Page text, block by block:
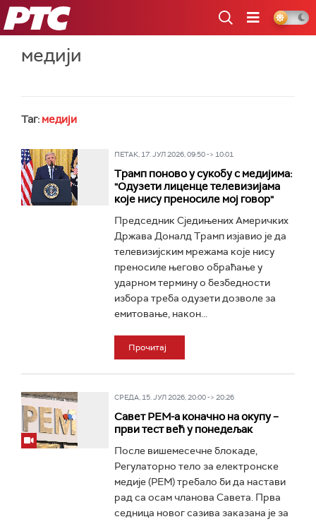
РТС
медији
Таг: медији
ПЕТАК, 17. ЈУЛ 2026, 09:50 -> 10:01
Трамп поново у сукобу с медијима:
"Одузети лиценце телевизијама
које нису преносиле мој говор"
Председник Сједињених Америчких
Држава Доналд Трамп изјавио је да
телевизијским мрежама које нису
преносиле његово обраћање у
ударном термину о безбедности
избора треба одузети дозволе за
емитовање, након...
Прочитај
СРЕДА, 15. ЈУЛ 2026, 20:00 -> 20:26
Савет РЕМ-а коначно на окупу –
први тест већ у понедељак
После вишемесечне блокаде,
Регулаторно тело за електронске
медије (РЕМ) требало би да настави
рад са осам чланова Савета. Прва
седница новог сазива заказана је за